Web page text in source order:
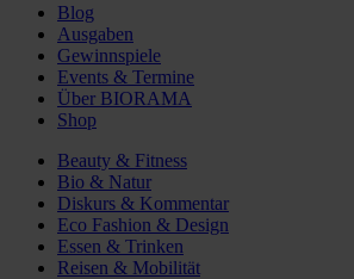
Blog
Ausgaben
Gewinnspiele
Events & Termine
Über BIORAMA
Shop
Beauty & Fitness
Bio & Natur
Diskurs & Kommentar
Eco Fashion & Design
Essen & Trinken
Reisen & Mobilität